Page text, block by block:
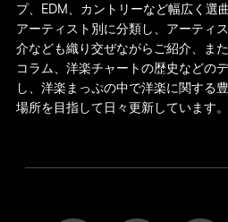
プ、EDM、カントリーなど幅広く選
アーティスト別に分類し、アーティ
介なども織り交ぜながらご紹介、ま
コラム、洋楽チャートの歴史などの
し、洋楽まっぷの中で洋楽に関する
場所を目指して日々更新しています。